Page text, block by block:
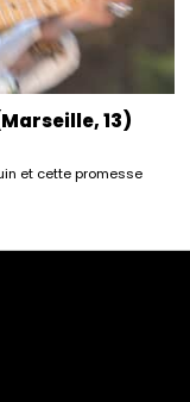
13)
et cette promesse